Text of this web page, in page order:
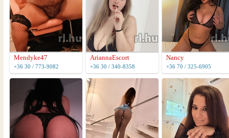
Mendyke47
+36 30 / 773-9082
AriannaEscort
+36 30 / 340-8358
Nancy
+36 70 / 325-6905